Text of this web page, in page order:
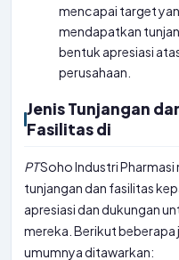
mencapai target
mendapatkan
bentuk apresiasi
perusahaan.
Jenis Tunjangan
Fasilitas di
PTSoho Industri Pharmasi
tunjangan dan fasilitas
apresiasi dan dukungan
mereka. Berikut beberapa
umumnya ditawarkan: